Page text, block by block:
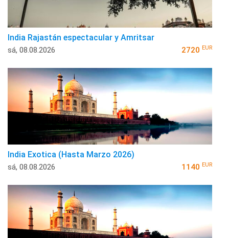
India Rajastán espectacular y Amritsar
sá, 08.08.2026 2720 EUR
India Exotica (Hasta Marzo 2026)
sá, 08.08.2026 1140 EUR